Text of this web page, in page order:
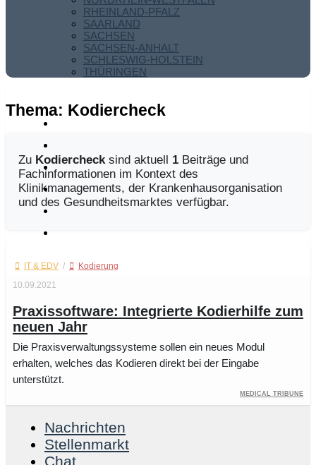
RHEINLAND-PFALZ
SAARLAND
SACHSEN
SACHSEN-ANHALT
SCHLESWIG-HOLSTEIN
THÜRINGEN
Thema: Kodiercheck
Zu Kodierchecksind aktuell 1 Beiträge und
Fachinformationen im Kontext des
Klinikmanagements, der Krankenhausorganisation
und des Gesundheitsmarktes verfügbar.
IT & EDV /
Kodierung
10.09.2021
Praxissoftware: Integrierte Kodierhilfe zum
neuen Jahr
Die Praxisverwaltungssysteme sollen ein neues Modul
erhalten, welches das Kodieren direkt bei der Eingabe
unterstützt.
Medical Tribune
Nachrichten
Stellenmarkt
Chat